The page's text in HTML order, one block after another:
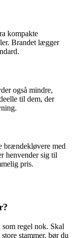
kompakte
Brandet lægger
også mindre,
til dem, der
brændekløvere med
henvender sig til
pris.
regel nok. Skal
stammer, bør du